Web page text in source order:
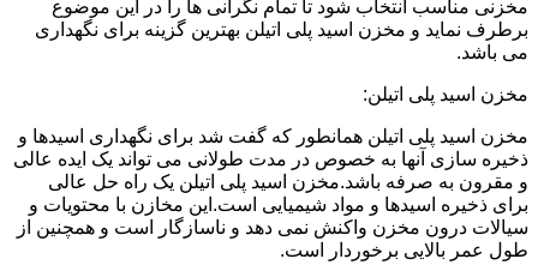
مخزنی مناسب انتخاب شود تا تمام نگرانی ها را در این موضوع
برطرف نماید و مخزن اسید پلی اتیلن بهترین گزینه برای نگهداری
می باشد.
مخزن اسید پلی اتیلن:
مخزن اسید پلی اتیلن همانطور که گفت شد برای نگهداری اسیدها و
ذخیره سازی آنها به خصوص در مدت طولانی می تواند یک ایده عالی
و مقرون به صرفه باشد.مخزن اسید پلی اتیلن یک راه حل عالی
برای ذخیره اسیدها و مواد شیمیایی است.این مخازن با محتویات و
سیالات درون مخزن واکنش نمی دهد و ناسازگار است و همچنین از
طول عمر بالایی برخوردار است.